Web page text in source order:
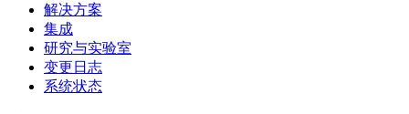
解决方案
集成
研究与实验室
变更日志
系统状态